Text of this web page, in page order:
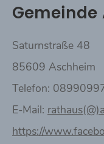
Saturnstraße 48
85609 Aschheim
Telefon:
E-Mail:
https://